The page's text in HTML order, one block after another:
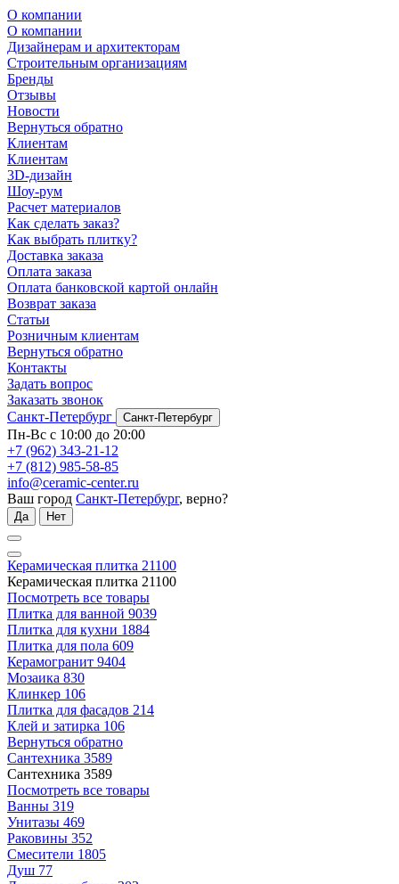
О компании
О компании
Дизайнерам и архитекторам
Строительным организациям
Бренды
Отзывы
Новости
Вернуться обратно
Клиентам
Клиентам
3D-дизайн
Шоу-рум
Расчет материалов
Как сделать заказ?
Как выбрать плитку?
Доставка заказа
Оплата заказа
Оплата банковской картой онлайн
Возврат заказа
Статьи
Розничным клиентам
Вернуться обратно
Контакты
Задать вопрос
Заказать звонок
Санкт-Петербург
Санкт-Петербург
Пн-Вс с 10:00 до 20:00
+7 (962) 343-21-12
+7 (812) 985-58-85
info@ceramic-center.ru
Ваш город Санкт-Петербург, верно?
Да Нет
Керамическая плитка 21100
Керамическая плитка 21100
Посмотреть все товары
Плитка для ванной 9039
Плитка для кухни 1884
Плитка для пола 609
Керамогранит 9404
Мозаика 830
Клинкер 106
Плитка для фасадов 214
Клей и затирка 106
Вернуться обратно
Сантехника 3589
Сантехника 3589
Посмотреть все товары
Ванны 319
Унитазы 469
Раковины 352
Смесители 1805
Душ 77